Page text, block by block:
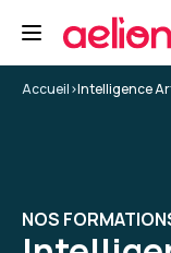
Accueil>Intelligence
NOS
Formation : IA
salle de